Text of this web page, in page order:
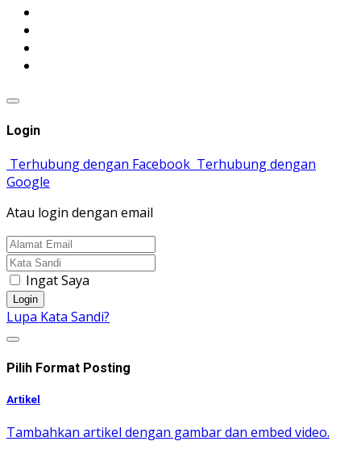
Login
Terhubung dengan Facebook Terhubung dengan
Google
Atau login dengan email
Ingat Saya
Login
Lupa Kata Sandi?
Pilih Format Posting
Artikel
Tambahkan artikel dengan gambar dan embed video.